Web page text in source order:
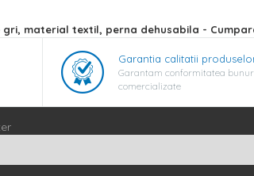
gri, material textil, perna dehusabila -
Garantia calitatii
Garantam conformitatea
comercializate